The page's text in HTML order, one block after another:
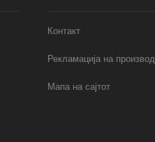
Контакт
Рекламација на производ
Мапа на сајтот